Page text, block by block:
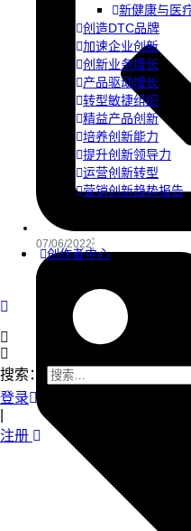
新健康与医
创造DTC品牌
加速企业创新
创新业务增长
产品驱动增长
转型敏捷组织
精益产品创新
培养创新能力
提升创新领导力
运营创新转型
营销创新趋势报告
创作者中心
搜索：
登录
注册
07/06/2022